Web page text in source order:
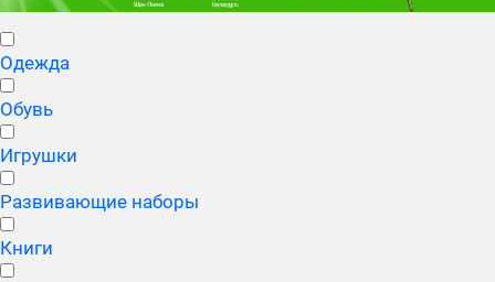
Одежда
Обувь
Игрушки
Развивающие наборы
Книги